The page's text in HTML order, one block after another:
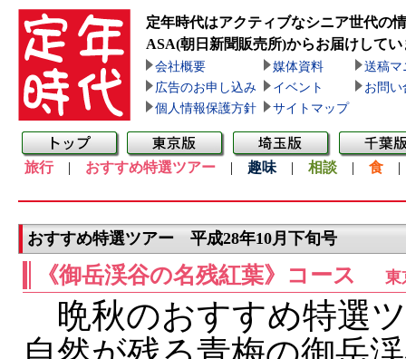
定年時代はアクティブなシニア世代の
ASA(朝日新聞販売所)からお届けしてい
会社概要 媒体資料
送稿マ
広告のお申し込み
イベント
お問い
個人情報保護方針
サイトマップ
旅行| おすすめ特選ツアー | 趣味 | 相談 | 食
おすすめ特選ツアー 平成28年10月下旬号
《御岳渓谷の名残紅葉》コース 東
晩秋のおすすめ特選